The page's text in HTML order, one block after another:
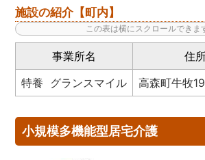
施設の紹介【町内】
事業所名 住
特養 グランスマイル
高森町牛牧
小規模多機能型居宅介護